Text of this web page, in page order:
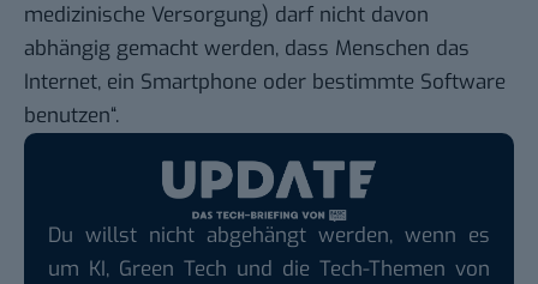
medizinische Versorgung) darf nicht davon
abhängig gemacht werden, dass Menschen das
Internet, ein Smartphone oder bestimmte Software
benutzen“.
Du willst nicht abgehängt werden, wenn es
um KI, Green Tech und die Tech-Themen von